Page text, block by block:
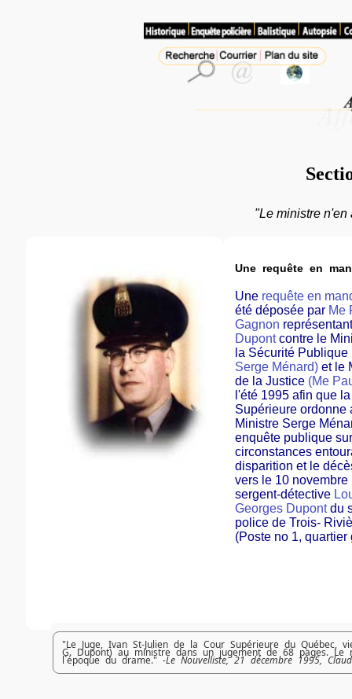
"Le ministre n'en
Une requête en
Une requête en
été déposée par Me
Gagnon
Dupontcontre le
la Sécurité Publique
Serge Ménard) et le
de la Justice (Me
l'été 1995 afin que
Supérieure ordonne
Ministre Serge
enquête publique
circonstances
disparition et le
vers le 10 novembre
sergent-détective
Georges Dupontdu
police de Trois-
(Poste no 1, quartier
"Le Juge, Ivan St-Julien de la Cour Supérieure du
G. Dupont) au ministre dans un jugement de 68 pages.
l`époque du drame."-Le Nouvelliste, 21 décembre 1995,